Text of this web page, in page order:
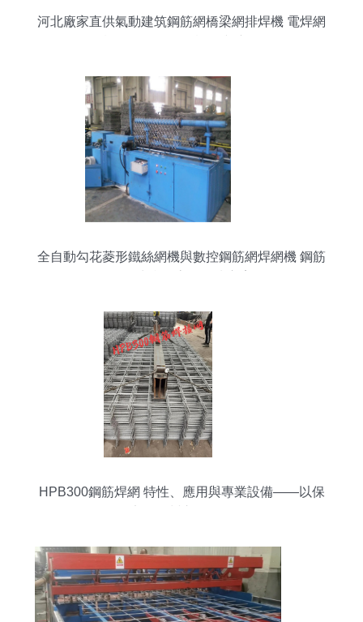
河北廠家直供氣動建筑鋼筋網橋梁網排焊機 電焊網
全自動勾花菱形鐵絲網機與數控鋼筋網焊網機 鋼筋
HPB300鋼筋焊網 特性、應用與專業設備——以保